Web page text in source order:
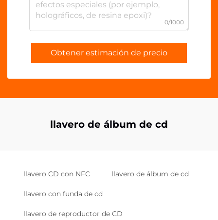
0/1000
Obtener estimación de precio
llavero de álbum de cd
llavero CD con NFC llavero de álbum de cd
llavero con funda de cd
llavero de reproductor de CD